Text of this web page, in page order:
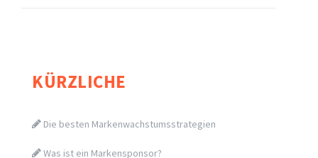
KÜRZLICHE
Die besten Markenwachstumsstrategien
Was ist ein Markensponsor?